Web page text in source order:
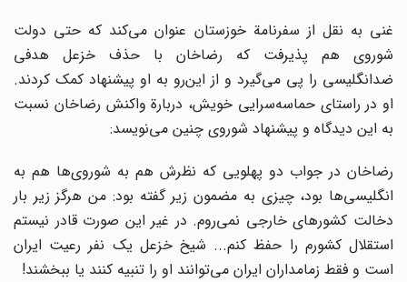
غنی به نقل از سفرنامة خوزستان عنوان می‌کند که حتی دولت
شوروی هم پذیرفت که رضاخان با حذف خزعل هدفی
ضدانگلیسی را پی می‌گیرد و از این‌رو به او پیشنهاد کمک کردند.
او در راستای حماسه‌سرایی خویش، دربارة واکنش رضاخان نسبت
به این دیدگاه و پیشنهاد شوروی چنین می‌نویسد:
رضاخان در جواب دو پهلویی که نظرش هم به شوروی‌ها هم به
انگلیسی‌ها بود، چیزی به مضمون زیر گفته بود: من هرگز زیر بار
دخالت کشورهای خارجی نمی‌روم. در غیر این صورت قادر نیستم
استقلال کشورم را حفظ کنم... شیخ خزعل یک نفر رعیت ایران
است و فقط زمامداران ایران می‌توانند او را تنبیه کنند یا ببخشند!